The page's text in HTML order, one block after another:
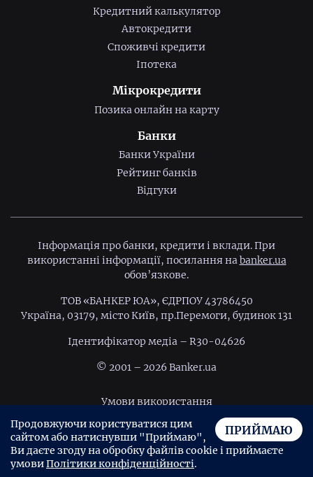
Кредитний калькулятор
Автокредити
Споживчі кредити
Іпотека
Мікрокредити
Позика онлайн на карту
Банки
Банки України
Рейтинг банків
Відгуки
Інформація про банки, кредити і вклади. При
використанні інформації, посилання наbanker.ua
обов’язкове.
ТОВ «БАНКЕР ЮА», ЄДРПОУ 43786450
Україна, 03179, місто Київ, пр.Перемоги, будинок 131
Ідентифiкатор медiа – R30-04626
© 2001 – 2026 Banker.ua
Умови використання
Політика конфіденційності
Угода користувача
ПРИЙМАЮ
Продовжуючи користуватися цим
сайтом або натиснувши "Приймаю",
Ви даєте згоду на обробку файлів cookie і приймаєте
умовиПолітики конфіденційності.